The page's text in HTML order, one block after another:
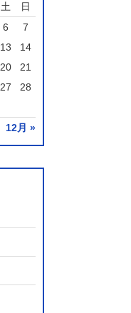
土 日
12月 »
6
7
13
14
20
21
27
28